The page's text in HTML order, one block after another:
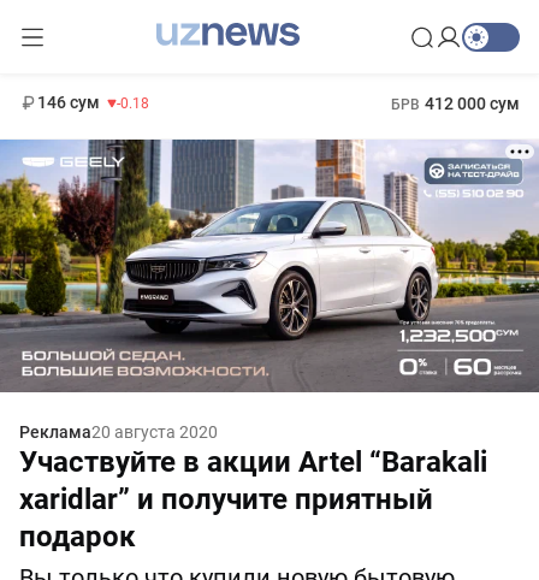
146 сум -0.18 БРВ 412 000 сум
Реклама20 августа 2020
Участвуйте в акции Artel “Barakali
xaridlar” и получите приятный
подарок